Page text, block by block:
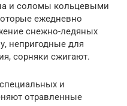
и соломы кольцевыми
ежедневно
снежно-ледяных
непригодные для
сорняки сжигают.
и
отравленные